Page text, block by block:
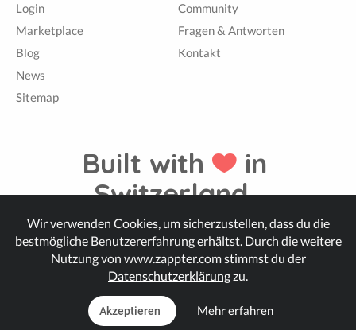
Login
Marketplace
Blog
News
Sitemap
Community
Fragen & Antworten
Kontakt
Built with
in
Switzerland.
© Zappter
Wir verwenden Cookies, um sicherzustellen, dass du die
bestmögliche Benutzererfahrung erhältst. Durch die weitere
Nutzung von www.zappter.com stimmst du der
Datenschutzerklärungzu.
Akzeptieren Mehr erfahren